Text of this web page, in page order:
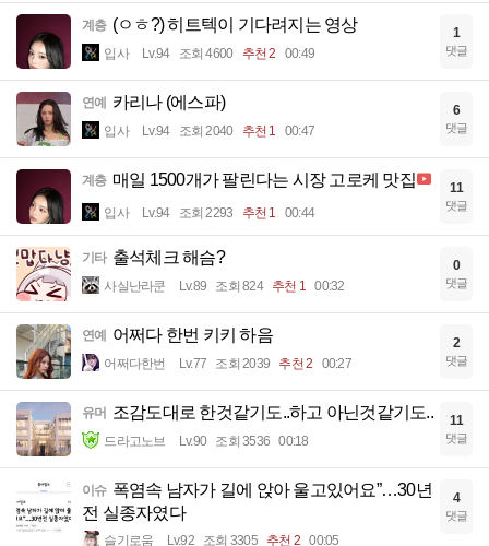
계층 (ㅇㅎ?) 히트텍이 기다려지는 영상
입사 Lv.94 조회 4600 추천 2 00:49
1
댓글
연예 카리나 (에스파)
입사 Lv.94 조회 2040 추천 1 00:47
6
댓글
계층 매일 1500개가 팔린다는 시장 고로케 맛집
입사 Lv.94 조회 2293 추천 1 00:44
11
댓글
기타 출석체크 해슴?
사실난라쿤 Lv.89 조회 824 추천 1 00:32
0
댓글
연예 어쩌다 한번 키키 하음
어쩌다한번 Lv.77 조회 2039 추천 2 00:27
2
댓글
유머 조감도대로 한것같기도..하고 아닌것같기도..
드라고노브 Lv.90 조회 3536 00:18
11
댓글
이슈 폭염속 남자가 길에 앉아 울고있어요”…30년
전 실종자였다
슬기로움 Lv.92 조회 3305 추천 2 00:05
4
댓글